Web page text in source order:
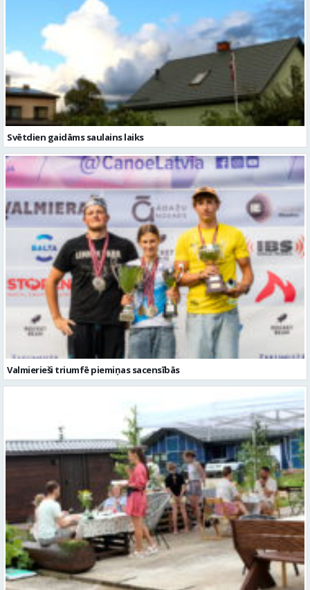
Svētdien gaidāms saulains laiks
Valmierieši triumfē piemiņas sacensībās